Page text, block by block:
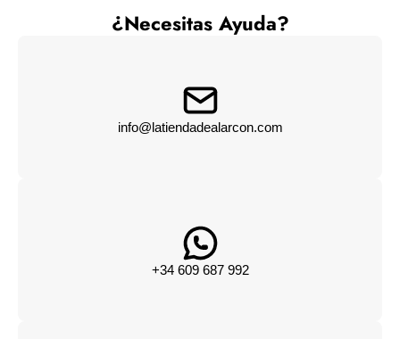
¿Necesitas Ayuda?
info@latiendadealarcon.com
+34 609 687 992